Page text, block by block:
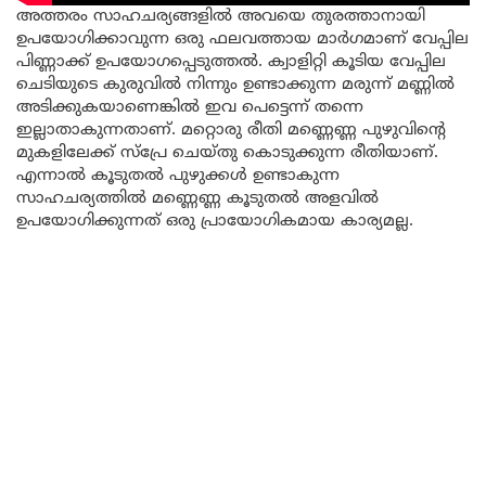
അത്തരം സാഹചര്യങ്ങളിൽ അവയെ തുരത്താനായി
ഉപയോഗിക്കാവുന്ന ഒരു ഫലവത്തായ മാർഗമാണ് വേപ്പില
പിണ്ണാക്ക് ഉപയോഗപ്പെടുത്തൽ. ക്വാളിറ്റി കൂടിയ വേപ്പില
ചെടിയുടെ കുരുവിൽ നിന്നും ഉണ്ടാക്കുന്ന മരുന്ന് മണ്ണിൽ
അടിക്കുകയാണെങ്കിൽ ഇവ പെട്ടെന്ന് തന്നെ
ഇല്ലാതാകുന്നതാണ്. മറ്റൊരു രീതി മണ്ണെണ്ണ പുഴുവിന്റെ
മുകളിലേക്ക് സ്പ്രേ ചെയ്തു കൊടുക്കുന്ന രീതിയാണ്.
എന്നാൽ കൂടുതൽ പുഴുക്കൾ ഉണ്ടാകുന്ന
സാഹചര്യത്തിൽ മണ്ണെണ്ണ കൂടുതൽ അളവിൽ
ഉപയോഗിക്കുന്നത് ഒരു പ്രായോഗികമായ കാര്യമല്ല.